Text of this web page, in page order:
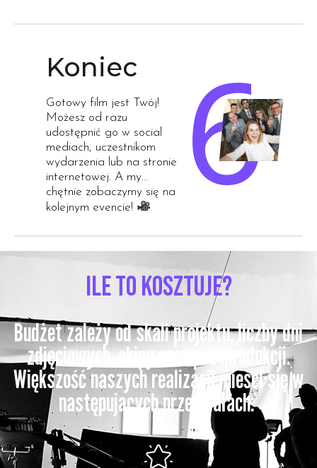
Koniec
Gotowy film jest Twój!
Możesz od razu
udostępnić go w social
mediach, uczestnikom
wydarzenia lub na stronie
internetowej. A my…
chętnie zobaczymy się na
kolejnym evencie!
ILE TO KOSZTUJE?
Budżet zależy od skali projektu, liczby dni
zdjęciowych, ekipy oraz postprodukcji.
Większość naszych realizacji mieści się w
następujących przedziałach: